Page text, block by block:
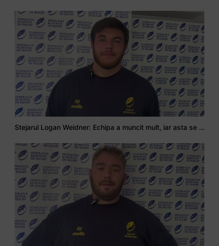
Stejarul Logan Weidner: Echipa a muncit mult, iar asta se va vedea în meciurile de la Nations Cup